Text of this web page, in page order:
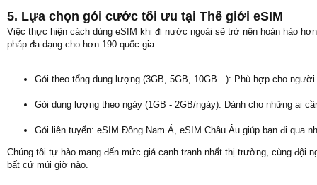
5. Lựa chọn gói cước tối ưu tại Thế giới eSIM
Việc thực hiện cách dùng eSIM khi đi nước ngoài sẽ trở nên hoàn hảo
pháp đa dạng cho hơn 190 quốc gia:
Gói theo tổng dung lượng (3GB, 5GB, 10GB...): Phù hợp cho
Gói dung lượng theo ngày (1GB - 2GB/ngày): Dành cho những ai
Gói liên tuyến: eSIM Đông Nam Á, eSIM Châu Âu giúp bạn đi qua
Chúng tôi tự hào mang đến mức giá cạnh tranh nhất thị trường, cùng đội
bất cứ múi giờ nào.